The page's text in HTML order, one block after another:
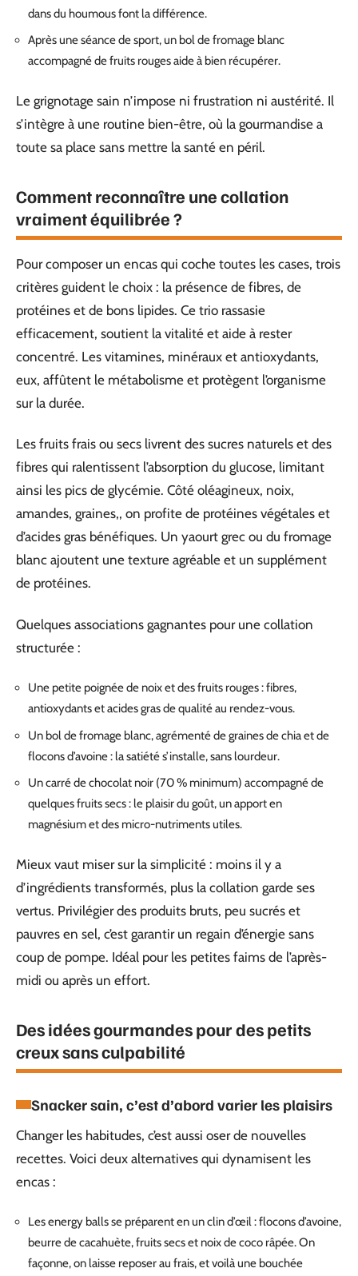
dans du houmous font la différence.
Après une séance de sport, un bol de fromage blanc
accompagné de fruits rouges aide à bien récupérer.
Le grignotage sain n’impose ni frustration ni austérité. Il
s’intègre à une routine bien-être, où la gourmandise a
toute sa place sans mettre la santé en péril.
Comment reconnaître une collation
vraiment équilibrée ?
Pour composer un encas qui coche toutes les cases, trois
critères guident le choix : la présence de fibres, de
protéines et de bons lipides. Ce trio rassasie
efficacement, soutient la vitalité et aide à rester
concentré. Les vitamines, minéraux et antioxydants,
eux, affûtent le métabolisme et protègent l’organisme
sur la durée.
Les fruits frais ou secs livrent des sucres naturels et des
fibres qui ralentissent l’absorption du glucose, limitant
ainsi les pics de glycémie. Côté oléagineux, noix,
amandes, graines,, on profite de protéines végétales et
d’acides gras bénéfiques. Un yaourt grec ou du fromage
blanc ajoutent une texture agréable et un supplément
de protéines.
Quelques associations gagnantes pour une collation
structurée :
Une petite poignée de noix et des fruits rouges : fibres,
antioxydants et acides gras de qualité au rendez-vous.
Un bol de fromage blanc, agrémenté de graines de chia et de
flocons d’avoine : la satiété s’installe, sans lourdeur.
Un carré de chocolat noir (70 % minimum) accompagné de
quelques fruits secs : le plaisir du goût, un apport en
magnésium et des micro-nutriments utiles.
Mieux vaut miser sur la simplicité : moins il y a
d’ingrédients transformés, plus la collation garde ses
vertus. Privilégier des produits bruts, peu sucrés et
pauvres en sel, c’est garantir un regain d’énergie sans
coup de pompe. Idéal pour les petites faims de l’après-
midi ou après un effort.
Des idées gourmandes pour des petits
creux sans culpabilité
Snacker sain, c’est d’abord varier les plaisirs
Changer les habitudes, c’est aussi oser de nouvelles
recettes. Voici deux alternatives qui dynamisent les
encas :
Les energy balls se préparent en un clin d’œil : flocons d’avoine,
beurre de cacahuète, fruits secs et noix de coco râpée. On
façonne, on laisse reposer au frais, et voilà une bouchée